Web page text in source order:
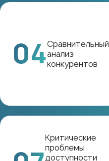
04Сравнительный
анализ
конкурентов
Критические
проблемы
доступности